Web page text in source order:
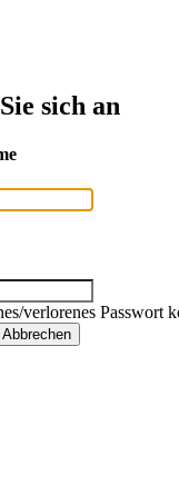
sich an
verlorenes Passwort